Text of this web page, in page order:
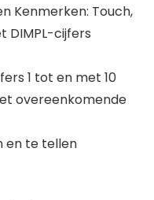
Kenmerken: Touch,
DIMPL-cijfers
1 tot en met 10
overeenkomende
en te tellen